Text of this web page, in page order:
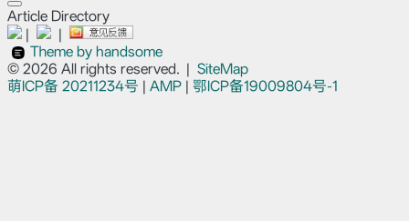
Article Directory
|
|
Theme by handsome
© 2026 All rights reserved. | SiteMap
萌ICP备 20211234号 | AMP | 鄂ICP备19009804号-1